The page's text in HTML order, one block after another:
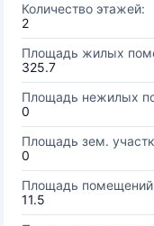
Количество этажей:
2
Площадь жилых
325.7
Площадь нежилых
0
Площадь зем.
0
Площадь
11.5